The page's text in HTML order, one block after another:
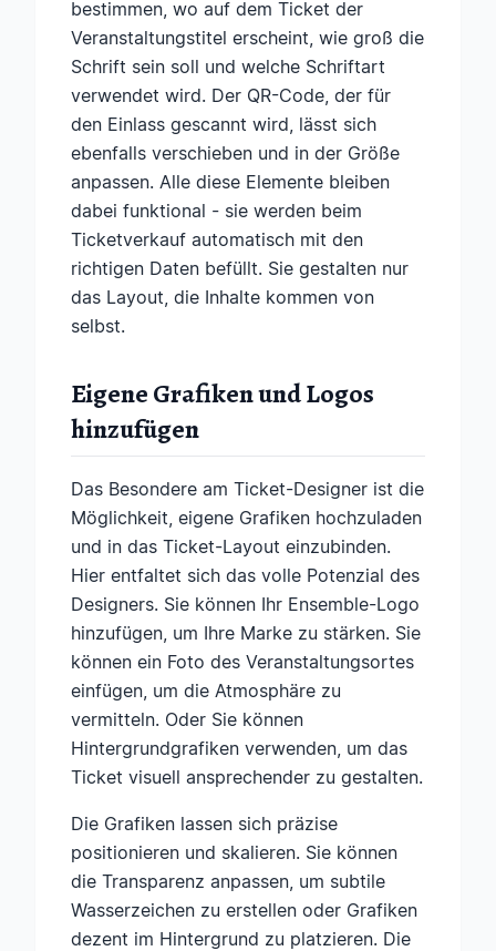
bestimmen, wo auf dem Ticket der
Veranstaltungstitel erscheint, wie groß die
Schrift sein soll und welche Schriftart
verwendet wird. Der QR-Code, der für
den Einlass gescannt wird, lässt sich
ebenfalls verschieben und in der Größe
anpassen. Alle diese Elemente bleiben
dabei funktional - sie werden beim
Ticketverkauf automatisch mit den
richtigen Daten befüllt. Sie gestalten nur
das Layout, die Inhalte kommen von
selbst.
Eigene Grafiken und Logos
hinzufügen
Das Besondere am Ticket-Designer ist die
Möglichkeit, eigene Grafiken hochzuladen
und in das Ticket-Layout einzubinden.
Hier entfaltet sich das volle Potenzial des
Designers. Sie können Ihr Ensemble-Logo
hinzufügen, um Ihre Marke zu stärken. Sie
können ein Foto des Veranstaltungsortes
einfügen, um die Atmosphäre zu
vermitteln. Oder Sie können
Hintergrundgrafiken verwenden, um das
Ticket visuell ansprechender zu gestalten.
Die Grafiken lassen sich präzise
positionieren und skalieren. Sie können
die Transparenz anpassen, um subtile
Wasserzeichen zu erstellen oder Grafiken
dezent im Hintergrund zu platzieren. Die